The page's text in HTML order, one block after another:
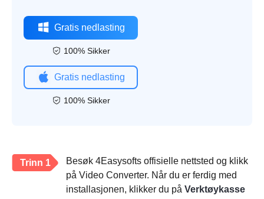
Gratis nedlasting
100% Sikker
Gratis nedlasting
100% Sikker
Trinn 1
Besøk 4Easysofts offisielle nettsted og klikk
på Video Converter. Når du er ferdig med
installasjonen, klikker du på Verktøykasse